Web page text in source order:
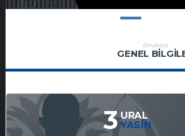
OYUNCU
GENEL
3URAL
YASIN